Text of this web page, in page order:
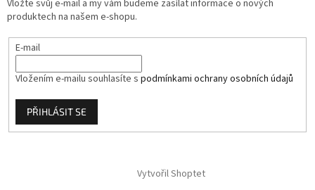
k
v
i
Vložte svůj e-mail a my vám budeme zasílat informace o nových
produktech na našem e-shopu.
E-mail
Vložením e-mailu souhlasíte s podmínkami ochrany osobních údajů
PŘIHLÁSIT SE
Vytvořil Shoptet